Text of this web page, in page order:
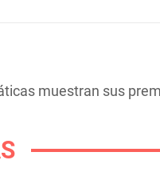
muestran sus